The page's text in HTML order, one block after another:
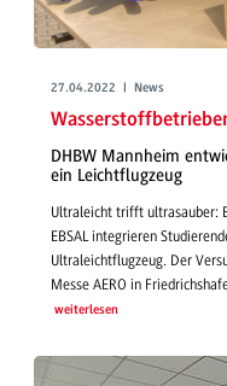
27.04.2022 | News
DHBW Mannheim
ein Leichtflugzeug
Ultraleicht trifft ultrasauber:
EBSAL integrieren
Ultraleichtflugzeug. Der
Messe AERO in
weiterlesen